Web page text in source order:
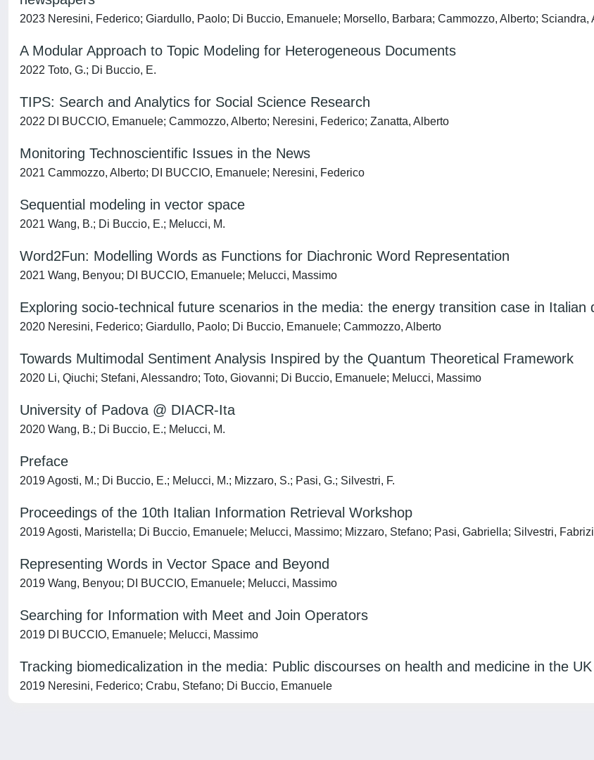
2023 Neresini, Federico; Giardullo, Paolo; Di Buccio, Emanuele; Morsello, Barbara; Cammozzo, Alberto; Sciandra,
A Modular Approach to Topic Modeling for Heterogeneous Documents
2022 Toto, G.; Di Buccio, E.
TIPS: Search and Analytics for Social Science Research
2022 DI BUCCIO, Emanuele; Cammozzo, Alberto; Neresini, Federico; Zanatta, Alberto
Monitoring Technoscientific Issues in the News
2021 Cammozzo, Alberto; DI BUCCIO, Emanuele; Neresini, Federico
Sequential modeling in vector space
2021 Wang, B.; Di Buccio, E.; Melucci, M.
Word2Fun: Modelling Words as Functions for Diachronic Word Representation
2021 Wang, Benyou; DI BUCCIO, Emanuele; Melucci, Massimo
Exploring socio-technical future scenarios in the media: the energy transition case in Italian
2020 Neresini, Federico; Giardullo, Paolo; Di Buccio, Emanuele; Cammozzo, Alberto
Towards Multimodal Sentiment Analysis Inspired by the Quantum Theoretical Framework
2020 Li, Qiuchi; Stefani, Alessandro; Toto, Giovanni; Di Buccio, Emanuele; Melucci, Massimo
University of Padova @ DIACR-Ita
2020 Wang, B.; Di Buccio, E.; Melucci, M.
Preface
2019 Agosti, M.; Di Buccio, E.; Melucci, M.; Mizzaro, S.; Pasi, G.; Silvestri, F.
Proceedings of the 10th Italian Information Retrieval Workshop
2019 Agosti, Maristella; Di Buccio, Emanuele; Melucci, Massimo; Mizzaro, Stefano; Pasi, Gabriella; Silvestri,
Representing Words in Vector Space and Beyond
2019 Wang, Benyou; DI BUCCIO, Emanuele; Melucci, Massimo
Searching for Information with Meet and Join Operators
2019 DI BUCCIO, Emanuele; Melucci, Massimo
Tracking biomedicalization in the media: Public discourses on health and medicine in the
2019 Neresini, Federico; Crabu, Stefano; Di Buccio, Emanuele